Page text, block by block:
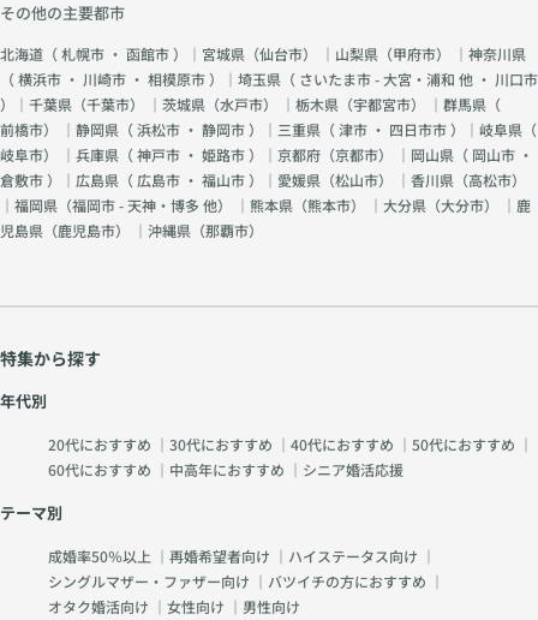
その他の主要都市
北海道（札幌市 ・ 函館市）｜宮城県（仙台市） ｜山梨県（甲府市） ｜神奈川県
（横浜市 ・ 川崎市 ・ 相模原市）｜埼玉県（ さいたま市 - 大宮・浦和 他 ・ 川口市
）｜千葉県（千葉市） ｜茨城県（水戸市） ｜栃木県（宇都宮市） ｜群馬県（
前橋市） ｜静岡県（浜松市 ・ 静岡市）｜三重県（津市 ・ 四日市市）｜岐阜県（
岐阜市） ｜兵庫県（神戸市 ・ 姫路市）｜京都府（京都市） ｜岡山県（ 岡山市 ・
倉敷市）｜広島県（ 広島市 ・ 福山市）｜愛媛県（松山市） ｜香川県（高松市）
｜福岡県（福岡市 - 天神・博多 他） ｜熊本県（熊本市） ｜大分県（大分市） ｜鹿
児島県（鹿児島市） ｜沖縄県（那覇市）
特集から探す
年代別
20代におすすめ ｜ 30代におすすめ ｜ 40代におすすめ ｜ 50代におすすめ ｜
60代におすすめ ｜ 中高年におすすめ ｜ シニア婚活応援
テーマ別
成婚率50％以上 ｜ 再婚希望者向け ｜ ハイステータス向け ｜
シングルマザー・ファザー向け ｜ バツイチの方におすすめ ｜
オタク婚活向け ｜ 女性向け ｜ 男性向け